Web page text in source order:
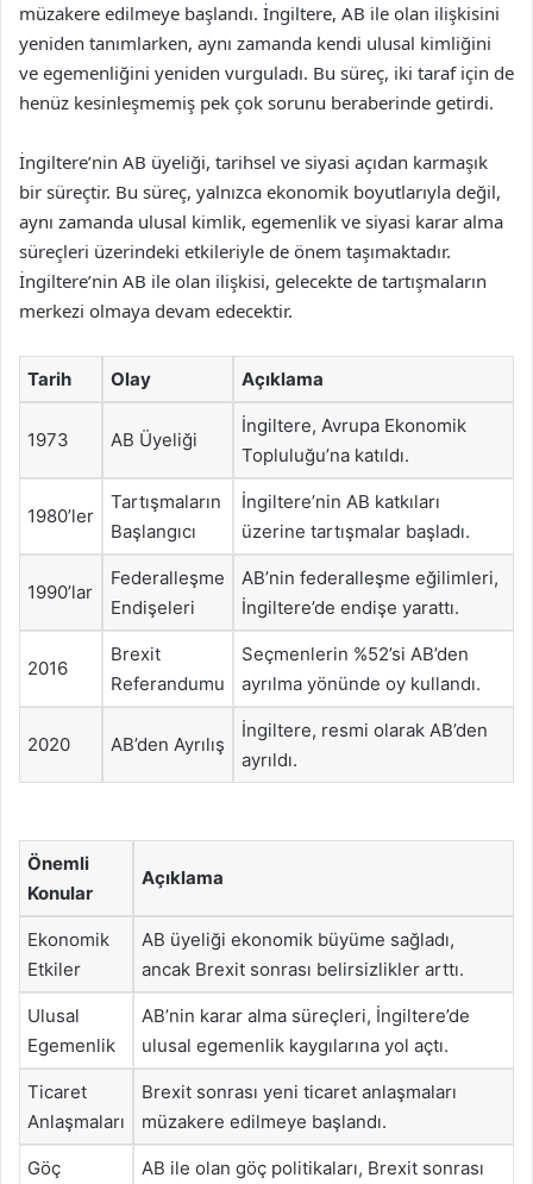
müzakere edilmeye başlandı. İngiltere, AB ile olan ilişkisini
yeniden tanımlarken, aynı zamanda kendi ulusal kimliğini
ve egemenliğini yeniden vurguladı. Bu süreç, iki taraf için de
henüz kesinleşmemiş pek çok sorunu beraberinde getirdi.
İngiltere’nin AB üyeliği, tarihsel ve siyasi açıdan karmaşık
bir süreçtir. Bu süreç, yalnızca ekonomik boyutlarıyla değil,
aynı zamanda ulusal kimlik, egemenlik ve siyasi karar alma
süreçleri üzerindeki etkileriyle de önem taşımaktadır.
İngiltere’nin AB ile olan ilişkisi, gelecekte de tartışmaların
merkezi olmaya devam edecektir.
Tarih Olay Açıklama
1973 AB Üyeliği
İngiltere, Avrupa Ekonomik
Topluluğu’na katıldı.
1980’ler
Tartışmaların
Başlangıcı
İngiltere’nin AB katkıları
üzerine tartışmalar başladı.
1990’lar
Federalleşme
Endişeleri
AB’nin federalleşme eğilimleri,
İngiltere’de endişe yarattı.
2016
Brexit
Referandumu
Seçmenlerin %52’si AB’den
ayrılma yönünde oy kullandı.
2020 AB’den Ayrılış
İngiltere, resmi olarak AB’den
ayrıldı.
Önemli
Konular
Açıklama
Ekonomik
Etkiler
AB üyeliği ekonomik büyüme sağladı,
ancak Brexit sonrası belirsizlikler arttı.
Ulusal
Egemenlik
AB’nin karar alma süreçleri, İngiltere’de
ulusal egemenlik kaygılarına yol açtı.
Ticaret
Anlaşmaları
Brexit sonrası yeni ticaret anlaşmaları
müzakere edilmeye başlandı.
Göç
AB ile olan göç politikaları, Brexit sonrası